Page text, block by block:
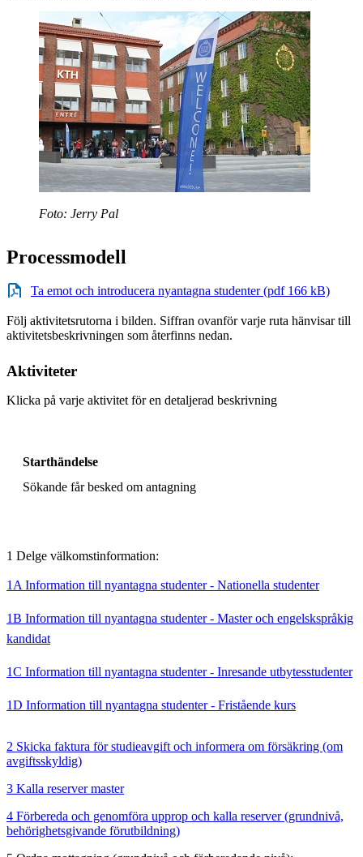
Foto: Jerry Pal
Processmodell
Ta emot och introducera nyantagna studenter (pdf 166 kB)
Följ aktivitetsrutorna i bilden. Siffran ovanför varje ruta hänvisar till
aktivitetsbeskrivningen som återfinns nedan.
Aktiviteter
Klicka på varje aktivitet för en detaljerad beskrivning
Starthändelse
Sökande får besked om antagning
1 Delge välkomstinformation:
1A Information till nyantagna studenter - Nationella studenter
1B Information till nyantagna studenter - Master och engelskspråkig
kandidat
1C Information till nyantagna studenter - Inresande utbytesstudenter
1D Information till nyantagna studenter - Fristående kurs
2 Skicka faktura för studieavgift och informera om försäkring (om
avgiftsskyldig)
3 Kalla reserver master
4 Förbereda och genomföra upprop och kalla reserver (grundnivå,
behörighetsgivande förutbildning)